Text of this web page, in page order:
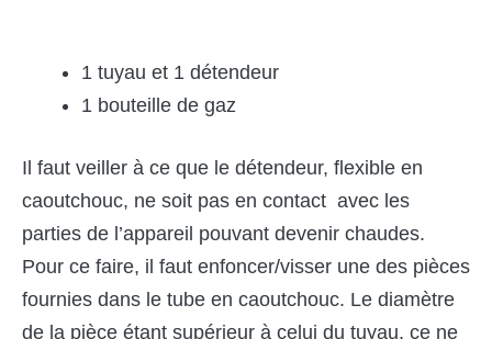
1 tuyau et 1 détendeur
1 bouteille de gaz
Il faut veiller à ce que le détendeur, flexible en
caoutchouc, ne soit pas en contact avec les
parties de l’appareil pouvant devenir chaudes.
Pour ce faire, il faut enfoncer/visser une des pièces
fournies dans le tube en caoutchouc. Le diamètre
de la pièce étant supérieur à celui du tuyau, ce ne